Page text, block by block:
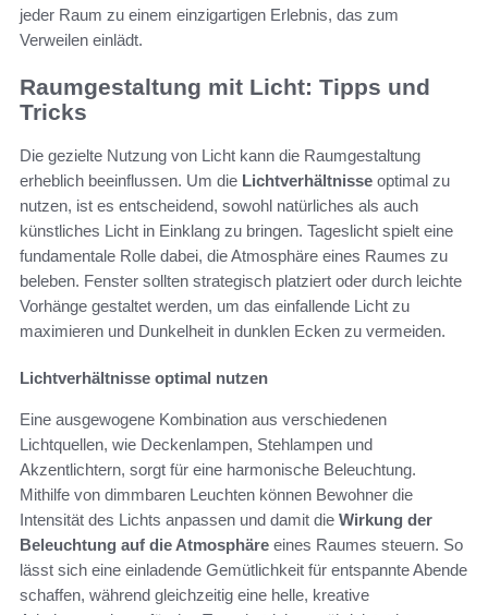
jeder Raum zu einem einzigartigen Erlebnis, das zum
Verweilen einlädt.
Raumgestaltung mit Licht: Tipps und
Tricks
Die gezielte Nutzung von Licht kann die Raumgestaltung
erheblich beeinflussen. Um die Lichtverhältnisse optimal zu
nutzen, ist es entscheidend, sowohl natürliches als auch
künstliches Licht in Einklang zu bringen. Tageslicht spielt eine
fundamentale Rolle dabei, die Atmosphäre eines Raumes zu
beleben. Fenster sollten strategisch platziert oder durch leichte
Vorhänge gestaltet werden, um das einfallende Licht zu
maximieren und Dunkelheit in dunklen Ecken zu vermeiden.
Lichtverhältnisse optimal nutzen
Eine ausgewogene Kombination aus verschiedenen
Lichtquellen, wie Deckenlampen, Stehlampen und
Akzentlichtern, sorgt für eine harmonische Beleuchtung.
Mithilfe von dimmbaren Leuchten können Bewohner die
Intensität des Lichts anpassen und damit die Wirkung der
Beleuchtung auf die Atmosphäre eines Raumes steuern. So
lässt sich eine einladende Gemütlichkeit für entspannte Abende
schaffen, während gleichzeitig eine helle, kreative